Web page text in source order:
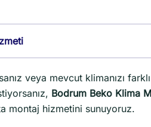
veya mevcut klimanızı
Bodrum Beko Klima
montaj hizmetini sunuyoruz.